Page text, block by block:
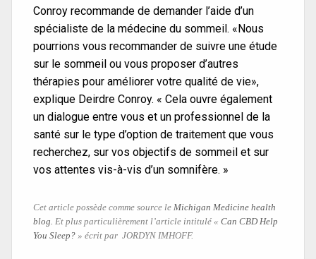
Conroy recommande de demander l’aide d’un
spécialiste de la médecine du sommeil. «Nous
pourrions vous recommander de suivre une étude
sur le sommeil ou vous proposer d’autres
thérapies pour améliorer votre qualité de vie»,
explique Deirdre Conroy. « Cela ouvre également
un dialogue entre vous et un professionnel de la
santé sur le type d’option de traitement que vous
recherchez, sur vos objectifs de sommeil et sur
vos attentes vis-à-vis d’un somnifère. »
Cet article possède comme source le Michigan Medicine health
blog. Et plus particulièrement l’article intitulé « Can CBD Help
You Sleep? » écrit par JORDYN IMHOFF.